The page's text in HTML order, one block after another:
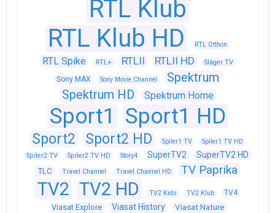
RTL Klub
RTL Klub HD
RTL Otthon
RTL Spike RTL+ RTLII RTLII HD Sláger TV
Sony MAX Sony Movie Channel
Spektrum
Spektrum HD
Spektrum Home
Sport1 Sport1 HD
Sport2 Sport2 HD Spíler1 TV
Spíler1 TV HD
Spíler2 TV
Spíler2 TV HD Story4 SuperTV2 SuperTV2 HD
TLC Travel Channel Travel Channel HD TV Paprika
TV2 TV2 HD TV2 Kids TV2 Klub TV4
Viasat Explore Viasat History Viasat Nature